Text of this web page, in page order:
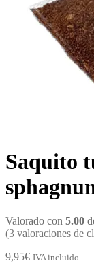
Saquito
Valorado con 5.00
(3 valoraciones de
9,95€ IVA incluido